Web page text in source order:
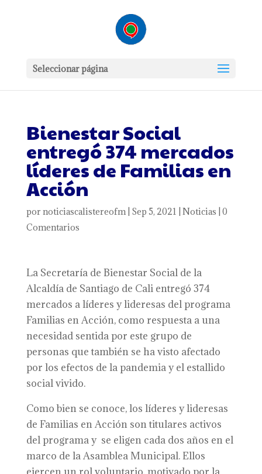
Seleccionar página
Bienestar Social
entregó 374 mercados
líderes de Familias en
Acción
por noticiascalistereofm| Sep 5, 2021 Noticias 0
Comentarios
La Secretaría de Bienestar Social de la
Alcaldía de Santiago de Cali entregó 374
mercados a líderes y lideresas del programa
Familias en Acción, como respuesta a una
necesidad sentida por este grupo de
personas que también se ha visto afectado
por los efectos de la pandemia y el estallido
social vivido.
Como bien se conoce, los líderes y lideresas
de Familias en Acción son titulares activos
del programa y se eligen cada dos años en el
marco de la Asamblea Municipal. Ellos